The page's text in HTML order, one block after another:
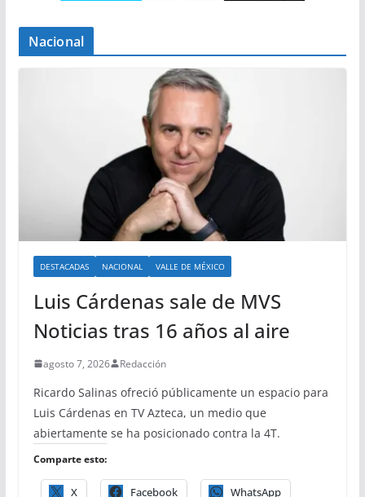
Nacional
DESTACADAS NACIONAL VALLE DE MÉXICO
Luis Cárdenas sale de MVS
Noticias tras 16 años al aire
agosto 7, 2026 Redacción
Ricardo Salinas ofreció públicamente un espacio para
Luis Cárdenas en TV Azteca, un medio que
abiertamente se ha posicionado contra la 4T.
Comparte esto:
X Facebook WhatsApp